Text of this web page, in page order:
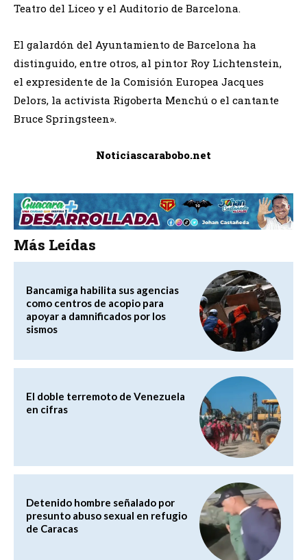
Teatro del Liceo y el Auditorio de Barcelona.
El galardón del Ayuntamiento de Barcelona ha
distinguido, entre otros, al pintor Roy Lichtenstein,
el expresidente de la Comisión Europea Jacques
Delors, la activista Rigoberta Menchú o el cantante
Bruce Springsteen».
Noticiascarabobo.net
Más Leídas
Bancamiga habilita sus agencias
como centros de acopio para
apoyar a damnificados por los
sismos
El doble terremoto de Venezuela
en cifras
Detenido hombre señalado por
presunto abuso sexual en refugio
de Caracas